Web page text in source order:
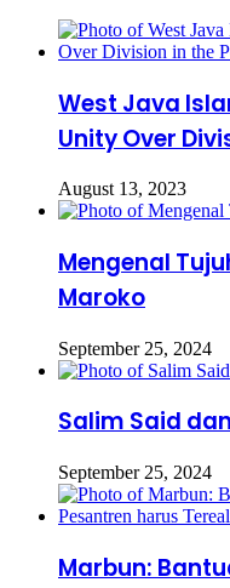
West Java
Unity Over
August 13, 2023
Mengenal
Maroko
September 25, 2024
Salim Said
September 25, 2024
Marbun: